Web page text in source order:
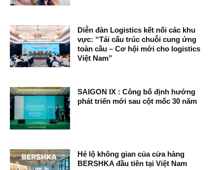
Diễn đàn Logistics kết nối các khu
vực: “Tái cấu trúc chuỗi cung ứng
toàn cầu – Cơ hội mới cho logistics
Việt Nam”
SAIGON IX : Công bố định hướng
phát triển mới sau cột mốc 30 năm
Hé lộ không gian của cửa hàng
BERSHKA đầu tiên tại Việt Nam